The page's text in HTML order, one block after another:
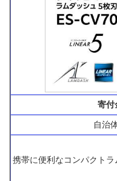
寄付
自治
携帯に便利なコンパクト